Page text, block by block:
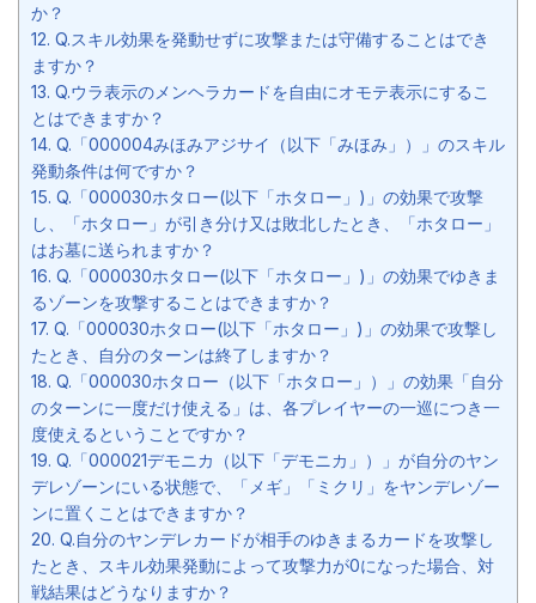
か？
12. Q.スキル効果を発動せずに攻撃または守備することはでき
ますか？
13. Q.ウラ表示のメンヘラカードを自由にオモテ表示にするこ
とはできますか？
14. Q.「000004みほみアジサイ（以下「みほみ」）」のスキル
発動条件は何ですか？
15. Q.「000030ホタロー(以下「ホタロー」)」の効果で攻撃
し、「ホタロー」が引き分け又は敗北したとき、「ホタロー」
はお墓に送られますか？
16. Q.「000030ホタロー(以下「ホタロー」)」の効果でゆきま
るゾーンを攻撃することはできますか？
17. Q.「000030ホタロー(以下「ホタロー」)」の効果で攻撃し
たとき、自分のターンは終了しますか？
18. Q.「000030ホタロー（以下「ホタロー」）」の効果「自分
のターンに一度だけ使える」は、各プレイヤーの一巡につき一
度使えるということですか？
19. Q.「000021デモニカ（以下「デモニカ」）」が自分のヤン
デレゾーンにいる状態で、「メギ」「ミクリ」をヤンデレゾー
ンに置くことはできますか？
20. Q.自分のヤンデレカードが相手のゆきまるカードを攻撃し
たとき、スキル効果発動によって攻撃力が0になった場合、対
戦結果はどうなりますか？